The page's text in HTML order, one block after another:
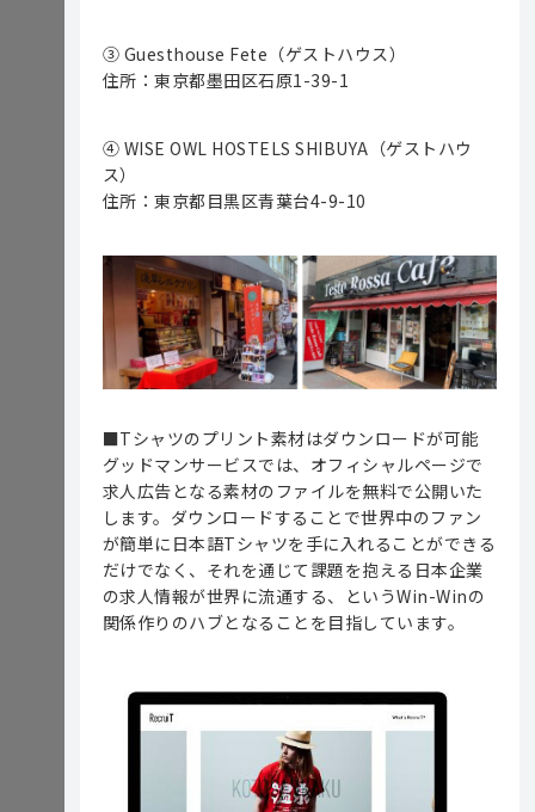
③ Guesthouse Fete（ゲストハウス）
住所：東京都墨田区石原1-39-1
④ WISE OWL HOSTELS SHIBUYA（ゲストハウ
ス）
住所：東京都目黒区青葉台4-9-10
■Tシャツのプリント素材はダウンロードが可能
グッドマンサービスでは、オフィシャルページで
求人広告となる素材のファイルを無料で公開いた
します。ダウンロードすることで世界中のファン
が簡単に日本語Tシャツを手に入れることができる
だけでなく、それを通じて課題を抱える日本企業
の求人情報が世界に流通する、というWin-Winの
関係作りのハブとなることを目指しています。